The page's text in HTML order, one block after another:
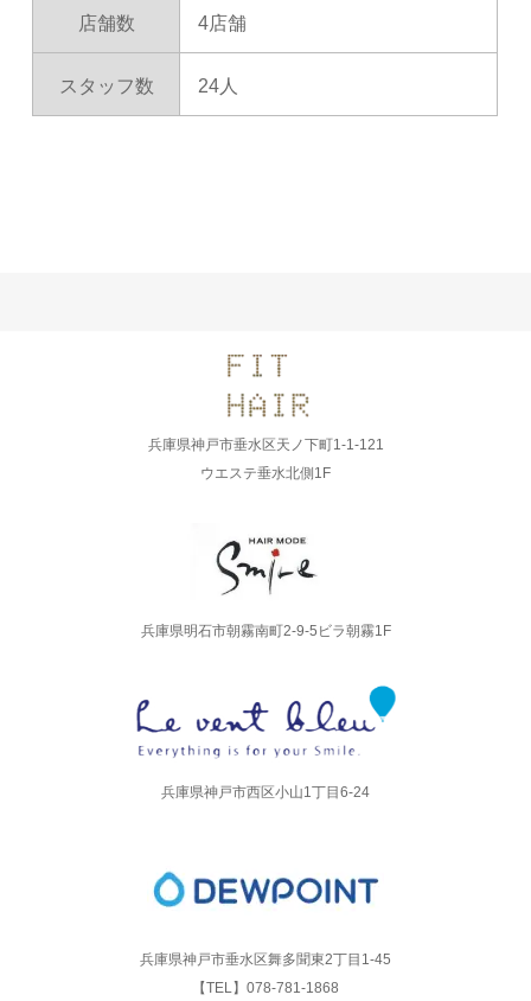
店舗数 4店舗
スタッフ数 24人
兵庫県​神戸市垂水区天ノ下町1-1-121
ウエステ垂水北側1F
兵庫県明石市朝霧南町2-9-5ビラ朝霧1F
兵庫県​神戸市西区小山1丁目6-24
兵庫県神戸市垂水区舞多聞東2丁目1-45
【TEL】078-781-1868